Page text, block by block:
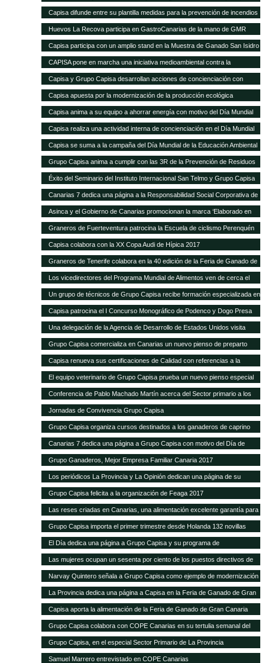
tarde en el Aula Ganadera de Grupo Capisa
Capisa difunde entre su plantilla medidas para la prevención de incendios
Huevos La Recova participa en GastroCanarias de la mano de GMR
Capisa participa con un amplio stand en la Muestra de Ganado San Isidro
Labrador de Uga, en Lanzarote
CAPISA pone en marcha una iniciativa medioambiental contra la
contaminación acústica
Capisa y Grupo Capisa desarrollan acciones de concienciación con
motivo del Día Internacional del Agua
Capisa apuesta por la modernización de la producción ecológica
Capisa anima a su equipo a ahorrar energía con motivo del Día Mundial
de la Energía
Capisa realiza una actividad interna de concienciación en el Día Mundial
de la Educación Ambiental
Capisa se suma a la campaña del Día Mundial de la Educación Ambiental
Grupo Capisa anima a cumplir con las 3R de la Prevención de Residuos
Éxito del Seminario del Instituto Internacional San Telmo y Grupo Capisa
destinado al sector primario, la industria agroalimentaria y la distribución
Canarias 7 dedica una página a la Responsabilidad Social Corporativa de
Grupo Capisa
Asinca y el Gobierno de Canarias promocionan la marca ‘Elaborado en
Canarias’ con una campaña en la que participa Grupo Capisa
Graneros de Fuerteventura patrocina la Escuela de ciclismo Perenquén
Macebike
Capisa colabora con la XX Copa Audi de Hípica 2017
Graneros de Tenerife colabora en la 40 edición de la Feria de Ganado de
San Benito
Los vicedirectores del Programa Mundial de Alimentos ven de cerca el
trabajo de Silos Canarios
Un grupo de técnicos de Grupo Capisa recibe formación especializada en
la Complutense
Capisa patrocina el I Concurso Monográfico de Podenco y Dogo Presa
Canario de Santa Brígida
Una delegación de la Agencia de Desarrollo de Estados Unidos visita
Silos Canarios
Grupo Capisa comercializa en Canarias un nuevo pienso de preparto
para caprino y ovino
Capisa renueva sus certificaciones de Calidad con referencias a la
“evidente mejora continua”, según el auditor
El equipo veterinario de Grupo Capisa prueba un nuevo pienso especial
para ponedoras
Conferencia de Pablo Machado Martín acerca del Sector primario a los
alumnos de Hecansa
Jornadas de Convivencia Grupo Capisa
Grupo Capisa organiza cursos destinados a los ganaderos de caprino
Canarias 7 dedica una página a Grupo Capisa con motivo del Día de
Canarias
Grupo Ganaderos, Mejor Empresa Familiar Canaria 2017
Los periódicos La Provincia y La Opinión dedican una página de su
suplemento de Sector Primario a Grupo Capisa
Grupo Capisa felicita a la organización de Feaga 2017
Las reses criadas en Canarias, una alimentación excelente garantía para
el consumidor local
Grupo Capisa importa el primer trimestre desde Holanda 132 novillas
frisonas de alta productividad
El Día dedica una página a Grupo Capisa y su programa de
Responsabilidad Social
Las mujeres ocupan un sesenta por ciento de los puestos directivos de
Grupo Capisa
Narvay Quintero señala a Grupo Capisa como ejemplo de modernización
e innovación en el Sector
La Provincia dedica una página a Capisa en la Feria de Ganado de Gran
Canaria
Capisa aporta la alimentación de la Feria de Ganado de Gran Canaria
Grupo Capisa colabora con COPE Canarias en su tertulia semanal del
Sector Primario
Grupo Capisa, en el especial Sector Primario de La Provincia
Samuel Marrero entrevistado en COPE Canarias